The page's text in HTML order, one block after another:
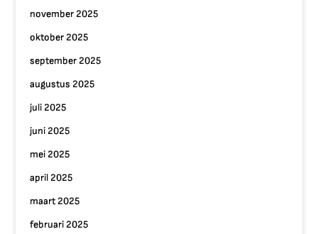
november 2025
oktober 2025
september 2025
augustus 2025
juli 2025
juni 2025
mei 2025
april 2025
maart 2025
februari 2025